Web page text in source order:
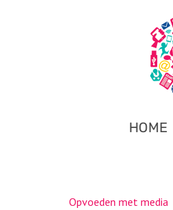
HOME
Opvoeden met media